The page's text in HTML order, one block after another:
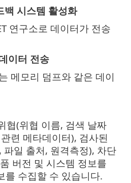
시스템 활성화
연구소로 데이터가 전송
이터 전송
메모리 덤프와 같은 데이
협(위협 이름, 검색 날짜
련 메타데이터), 검사된
파일 출처, 원격측정), 차단
버전 및 시스템 정보를
를 수집할 수 있습니다.